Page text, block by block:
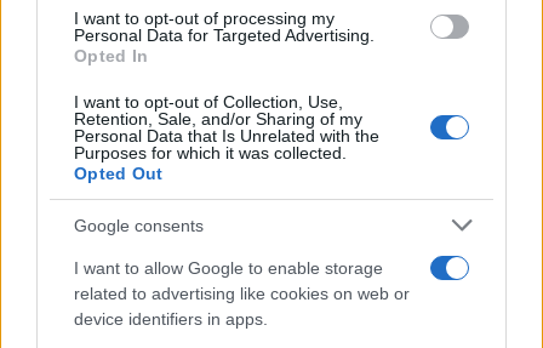
I want to opt-out of processing my
Personal Data for Targeted Advertising.
Opted In
I want to opt-out of Collection, Use,
Retention, Sale, and/or Sharing of my
Personal Data that Is Unrelated with the
Purposes for which it was collected.
Opted Out
Google consents
I want to allow Google to enable storage
related to advertising like cookies on web or
device identifiers in apps.
Στη Βρετανία στελέχη του ελληνικού FBI
για να παραλάβουν την 46χρονη για την
τραγωδία της Μαρφίν - Η διαδικασία που
Ψάθα: «Δεν υπήρξε τεχνικό πρόβλημα με
τα δύο ελικόπτερα» κατέθεσαν ο Βρετανός
χειριστής και ο Έλληνας διερμηνέας
«Βαριά καμπάνα» στον 27χρονο τράπερ
που έτρεχε με 182 χιλιόμετρα την ώρα σε
Μητσοτάκης στην υπογραφή συμφωνίας
για την ηλεκτρική διασύνδεση Ελλάδας –
Κύπρου: «Ισχυρή ψήφος εμπιστοσύνης» η